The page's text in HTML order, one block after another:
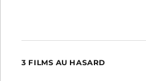
3 FILMS AU HASARD